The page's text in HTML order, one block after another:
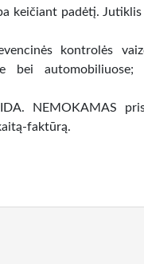
keičiant padėtį.
kontrolės
bei automobiliuose;
NEMOKAMAS
faktūrą.